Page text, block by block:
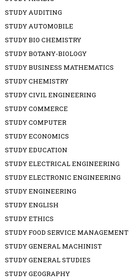
STUDY AUDITING
STUDY AUTOMOBILE
STUDY BIO CHEMISTRY
STUDY BOTANY-BIOLOGY
STUDY BUSINESS MATHEMATICS
STUDY CHEMISTRY
STUDY CIVIL ENGINEERING
STUDY COMMERCE
STUDY COMPUTER
STUDY ECONOMICS
STUDY EDUCATION
STUDY ELECTRICAL ENGINEERING
STUDY ELECTRONIC ENGINEERING
STUDY ENGINEERING
STUDY ENGLISH
STUDY ETHICS
STUDY FOOD SERVICE MANAGEMENT
STUDY GENERAL MACHINIST
STUDY GENERAL STUDIES
STUDY GEOGRAPHY